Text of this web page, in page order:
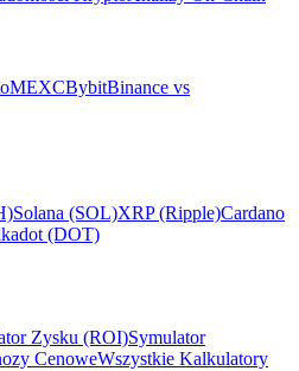
MEXCBybitBinance vs
Solana (SOL)XRP (Ripple)Cardano
(DOT)
Zysku (ROI)Symulator
CenoweWszystkie Kalkulatory